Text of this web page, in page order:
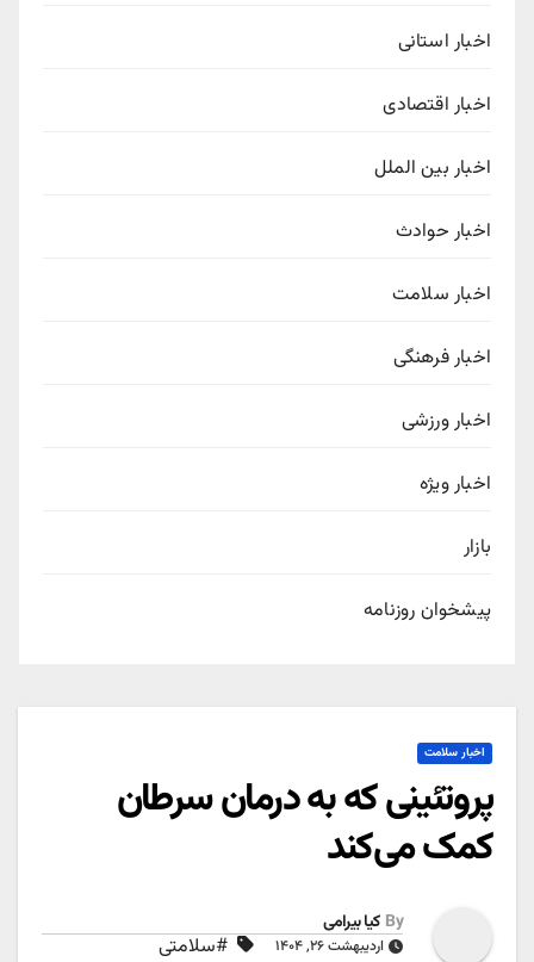
اخبار استانی
اخبار اقتصادی
اخبار بین الملل
اخبار حوادث
اخبار سلامت
اخبار فرهنگی
اخبار ورزشی
اخبار ویژه
بازار
پیشخوان روزنامه
اخبار سلامت
پروتئینی که به درمان سرطان
کمک می‌کند
By کیا بیرامی
اردیبهشت ۲۶, ۱۴۰۴ #سلامتی